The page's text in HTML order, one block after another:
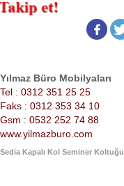
Yılmaz Büro Mobilyaları
Tel : 0312 351 25 25
Faks : 0312 353 34 10
Gsm : 0532 252 74 88
www.yilmazburo.com
Sedia Kapalı Kol Seminer Koltuğu